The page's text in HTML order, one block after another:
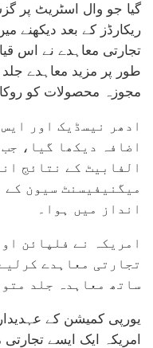
گیا جو وال اسٹریٹ پر
ریکارڈز کے بعد دیکھنے
تجارتی معاہدے نے اس
طور پر مزید معاہدے جلد
مجوزہ محصولات کو
ادھر نیسڈیک اور
اضافہ دیکھا گیا،
الفابیٹ کے نتائج
میگنیفیسنٹ سیون
انداز میں ہوا۔
امریکہ نے فلپائن
تجارتی معاہدے
ساتھ معاہدہ جلد
یورپی کمیشن کے
امریکہ ایک ایسے